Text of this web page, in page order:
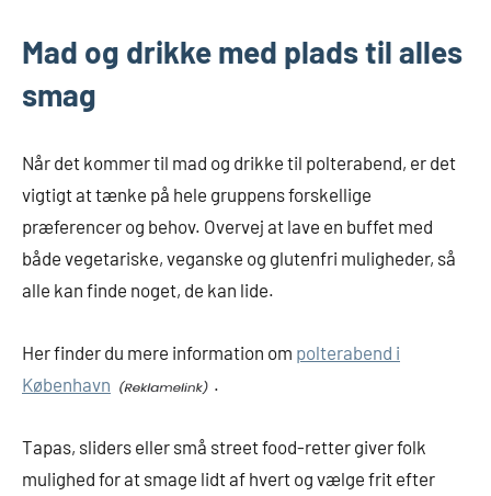
Mad og drikke med plads til alles
smag
Når det kommer til mad og drikke til polterabend, er det
vigtigt at tænke på hele gruppens forskellige
præferencer og behov. Overvej at lave en buffet med
både vegetariske, veganske og glutenfri muligheder, så
alle kan finde noget, de kan lide.
Her finder du mere information om polterabend i
København
.
Tapas, sliders eller små street food-retter giver folk
mulighed for at smage lidt af hvert og vælge frit efter